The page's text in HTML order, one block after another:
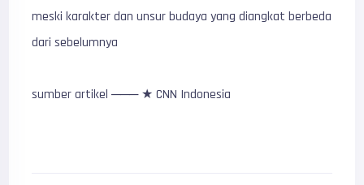
meski karakter dan unsur budaya yang diangkat berbeda
dari sebelumnya
sumber artikel ─── ★ CNN Indonesia